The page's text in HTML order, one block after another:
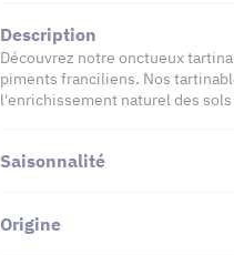
Description
Découvrez notre onctueux
piments franciliens. Nos
l'enrichissement naturel des
Saisonnalité
Origine